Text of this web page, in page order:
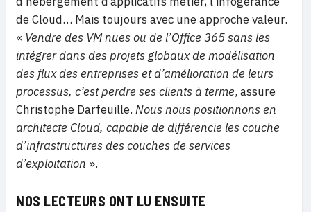
de Cloud… Mais toujours avec une approche valeur.
« Vendre des VM nues ou de l’Office 365 sans les
intégrer dans des projets globaux de modélisation
des flux des entreprises et d’amélioration de leurs
processus, c’est perdre ses clients à terme, assure
Christophe Darfeuille. Nous nous positionnonsen
architecte Cloud, capable de différencie les couche
d’infrastructures des couches de services
d’exploitation ».
NOS LECTEURS ONT LU ENSUITE